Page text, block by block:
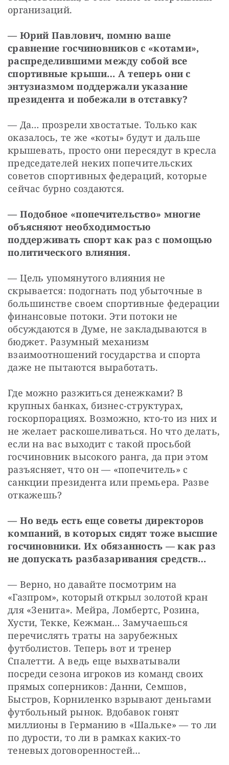
организаций.
— Юрий Павлович, помню ваше
сравнение госчиновников с «котами»,
распределившими между собой все
спортивные крыши… А теперь они с
энтузиазмом поддержали указание
президента и побежали в отставку?
— Да… прозрели хвостатые. Только как
оказалось, те же «коты» будут и дальше
крышевать, просто они пересядут в кресла
председателей неких попечительских
советов спортивных федераций, которые
сейчас бурно создаются.
— Подобное «попечительство» многие
объясняют необходимостью
поддерживать спорт как раз с помощью
политического влияния.
— Цель упомянутого влияния не
скрывается: подогнать под убыточные в
большинстве своем спортивные федерации
финансовые потоки. Эти потоки не
обсуждаются в Думе, не закладываются в
бюджет. Разумный механизм
взаимоотношений государства и спорта
даже не пытаются выработать.
Где можно разжиться денежками? В
крупных банках, бизнес-структурах,
госкорпорациях. Возможно, кто-то из них и
не желает раскошеливаться. Но что делать,
если на вас выходит с такой просьбой
госчиновник высокого ранга, да при этом
разъясняет, что он — «попечитель» с
санкции президента или премьера. Разве
откажешь?
— Но ведь есть еще советы директоров
компаний, в которых сидят тоже высшие
госчиновники. Их обязанность — как раз
не допускать разбазаривания средств…
— Верно, но давайте посмотрим на
«Газпром», который открыл золотой кран
для «Зенита». Мейра, Ломбертс, Розина,
Хусти, Текке, Кежман… Замучаешься
перечислять траты на зарубежных
футболистов. Теперь вот и тренер
Спалетти. А ведь еще выхватывали
посреди сезона игроков из команд своих
прямых соперников: Данни, Семшов,
Быстров, Корниленко взрывают деньгами
футбольный рынок. Вдобавок гонят
миллионы в Германию в «Шальке» — то ли
по дурости, то ли в рамках каких-то
теневых договоренностей…